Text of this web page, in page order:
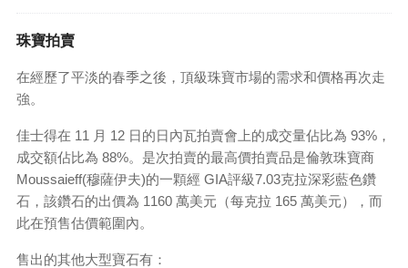
珠寶拍賣
在經歷了平淡的春季之後，頂級珠寶市場的需求和價格再次走
強。
佳士得在 11 月 12 日的日內瓦拍賣會上的成交量佔比為 93%，
成交額佔比為 88%。是次拍賣的最高價拍賣品是倫敦珠寶商
Moussaieff(穆薩伊夫)的一顆經 GIA評級7.03克拉深彩藍色鑽
石，該鑽石的出價為 1160 萬美元（每克拉 165 萬美元），而
此在預售估價範圍內。
售出的其他大型寶石有：